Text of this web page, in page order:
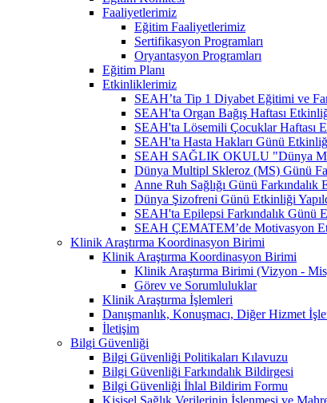
Faaliyetlerimiz
Eğitim Faaliyetlerimiz
Sertifikasyon Programları
Oryantasyon Programları
Eğitim Planı
Etkinliklerimiz
SEAH’ta Tip 1 Diyabet Eğitimi ve
SEAH'ta Organ Bağış Haftası
SEAH'ta Lösemili Çocuklar Haftası
SEAH'ta Hasta Hakları Günü
SEAH SAĞLIK OKULU "Dünya MS
Dünya Multipl Skleroz (MS) Günü
Anne Ruh Sağlığı Günü Farkındalık
Dünya Şizofreni Günü Etkinliği
SEAH'ta Epilepsi Farkındalık Günü
SEAH ÇEMATEM’de Motivasyon
Klinik Araştırma Koordinasyon Birimi
Klinik Araştırma Koordinasyon Birimi
Klinik Araştırma Birimi (Vizyon -
Görev ve Sorumluluklar
Klinik Araştırma İşlemleri
Danışmanlık, Konuşmacı, Diğer Hizmet
İletişim
Bilgi Güvenliği
Bilgi Güvenliği Politikaları Kılavuzu
Bilgi Güvenliği Farkındalık Bildirgesi
Bilgi Güvenliği İhlal Bildirim Formu
Kişisel Sağlık Verilerinin İşlenmesi ve